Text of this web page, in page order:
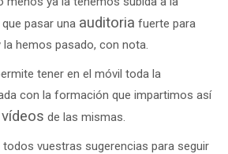
pasar una auditoria fuerte para
hemos pasado, con nota.
tener en el móvil toda la
con la formación que impartimos así
vídeos de las mismas.
vuestras sugerencias para seguir